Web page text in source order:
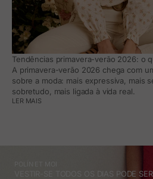
Tendências primavera-verão 2026: o
A primavera-verão 2026 chega com
sobre a moda: mais expressiva, mais
sobretudo, mais ligada à vida real.
LER MAIS
VESTIR-SE TODOS OS DIAS PODE